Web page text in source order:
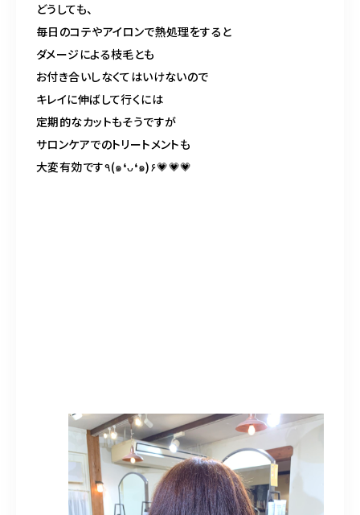
どうしても、
毎日のコテやアイロンで熱処理をすると
ダメージによる枝毛とも
お付き合いしなくてはいけないので
キレイに伸ばして行くには
定期的なカットもそうですが
サロンケアでのトリートメントも
大変有効です٩(๑❛ᴗ❛๑)۶💗💗💗